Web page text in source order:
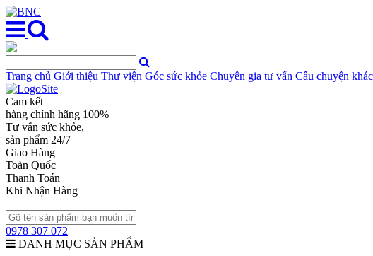
Trang chủ Giới thiệu Thư viện Góc sức khỏe Chuyên gia tư vấn Câu chuyện
Cam kết
hàng chính hãng 100%
Tư vấn sức khỏe,
sản phẩm 24/7
Giao Hàng
Toàn Quốc
Thanh Toán
Khi Nhận Hàng
0978 307 072
DANH MỤC SẢN PHẨM